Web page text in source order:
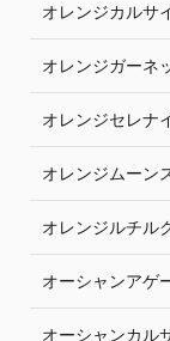
オレンジカルサ
オレンジガーネ
オレンジセレナ
オレンジムーン
オレンジルチル
オーシャンアゲ
オーシャンカル